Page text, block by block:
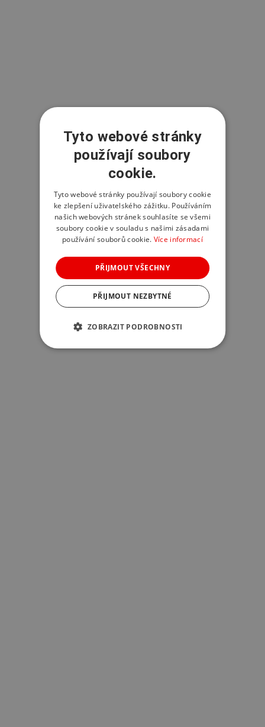
Tyto webové stránky
používají soubory
cookie.
Tyto webové stránky používají soubory cookie
ke zlepšení uživatelského zážitku. Používáním
našich webových stránek souhlasíte se všemi
soubory cookie v souladu s našimi zásadami
používání souborů cookie. Více informací
PŘIJMOUT VŠECHNY
PŘIJMOUT NEZBYTNÉ
ZOBRAZIT PODROBNOSTI